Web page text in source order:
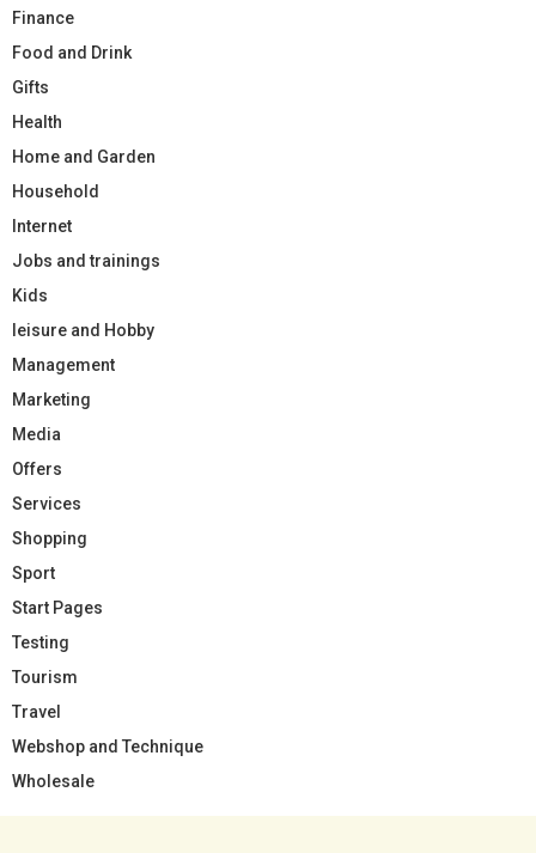
Finance
Food and Drink
Gifts
Health
Home and Garden
Household
Internet
Jobs and trainings
Kids
leisure and Hobby
Management
Marketing
Media
Offers
Services
Shopping
Sport
Start Pages
Testing
Tourism
Travel
Webshop and Technique
Wholesale